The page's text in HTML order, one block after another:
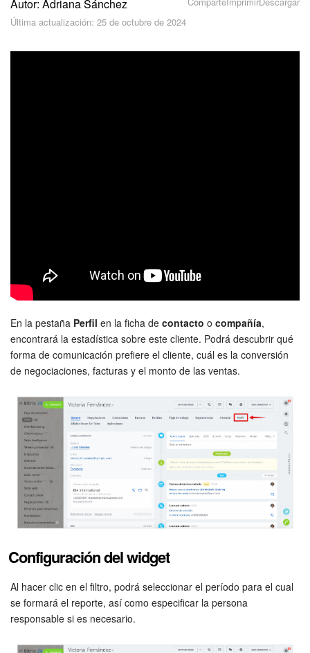
Seguridad
Webmail
Tareas
Proyectos con IA
CoPilot - IA en Bitrix24
CRM
Reserva
Contact center
Sales center
CRM Analytics
BI Builder
Autor: Adriana Sánchez
Última actualización: 25 de octubre de 2024
En la pestaña Perfil en la ficha de contacto o compañía,
encontrará la estadística sobre este cliente. Podrá descubrir qué
forma de comunicación prefiere el cliente, cuál es la conversión
de negociaciones, facturas y el monto de las ventas.
Configuración del widget
Al hacer clic en el filtro, podrá seleccionar el período para el cual
se formará el reporte, así como especificar la persona
responsable si es necesario.